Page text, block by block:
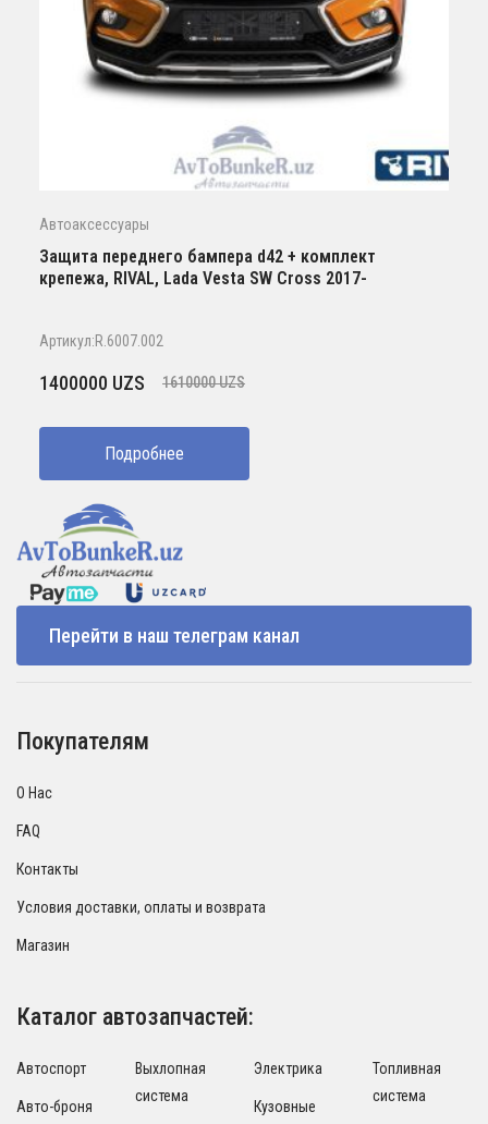
Автоаксессуары
Защита переднего бампера d42 + комплект
крепежа, RIVAL, Lada Vesta SW Cross 2017-
Артикул:R.6007.002
1610000UZS
Первоначальная
составляла
1610000 UZS.
1400000 UZS
Текущая
1400000 UZS.
Подробнее
Перейти в наш телеграм канал
Покупателям
О Нас
FAQ
Контакты
Условия доставки, оплаты и возврата
Магазин
Каталог автозапчастей:
Автоспорт
Авто-броня
Выхлопная
система
Электрика
Кузовные
Топливная
система